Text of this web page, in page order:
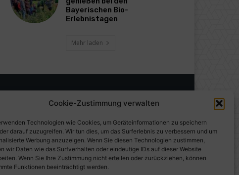
Cookie-Zustimmung verwalten
Technologien wie Cookies, um Geräteinformationen zu speichern
darauf zuzugreifen. Wir tun dies, um das Surferlebnis zu verbessern und um
Werbung anzuzeigen. Wenn Sie diesen Technologien zustimmen,
wir Daten wie das Surfverhalten oder eindeutige IDs auf dieser Website
Wenn Sie Ihre Zustimmung nicht erteilen oder zurückziehen, können
Funktionen beeinträchtigt werden.
Bayerischen Bio-
Erlebnistagen
Mehr laden
auf PresseWorld